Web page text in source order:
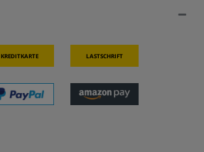
Kreditkarte Lastschrift